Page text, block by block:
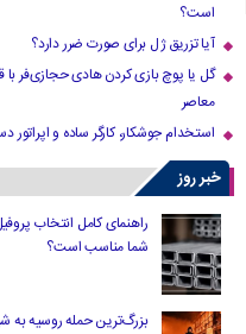
است؟
آیا تزریق ژل برای صورت ضرر دارد​؟
گل یا پوچ بازی کردن هادی حجازی‌فر با
معاصر
استخدام جوشکار، کارگر ساده و اپراتور
خبر روز
راهنمای کامل انتخاب
شما مناسب است؟
بزرگ‌ترین حمله روسیه به